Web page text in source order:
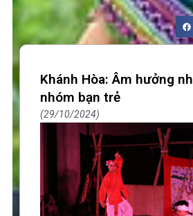
Khánh Hòa: Âm hưởng
nhóm bạn trẻ
29/10/2024